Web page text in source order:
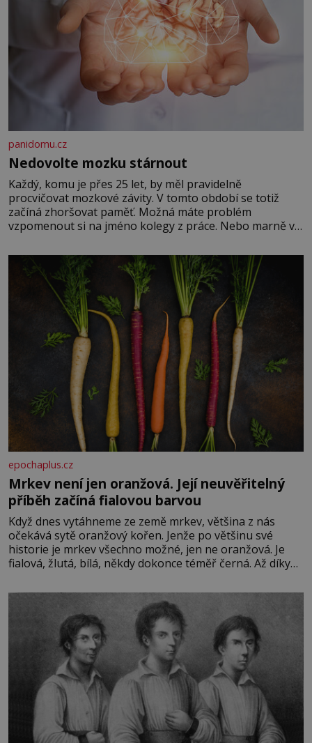
panidomu.cz
Nedovolte mozku stárnout
Každý, komu je přes 25 let, by měl pravidelně
procvičovat mozkové závity. V tomto období se totiž
začíná zhoršovat paměť. Možná máte problém
vzpomenout si na jméno kolegy z práce. Nebo marně v
Je to opravdu tak, s věkem jako kdyby se paměť
rozhodla stávkovat. Cvičte
epochaplus.cz
Mrkev není jen oranžová. Její neuvěřitelný
příběh začíná fialovou barvou
Když dnes vytáhneme ze země mrkev, většina z nás
očekává sytě oranžový kořen. Jenže po většinu své
historie je mrkev všechno možné, jen ne oranžová. Je
fialová, žlutá, bílá, někdy dokonce téměř černá. Až díky
bez které si českou zahradu ani nedokážeme představit.